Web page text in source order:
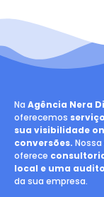
Na Agência Nera
oferecemos
sua visibilidade
conversões.
oferece
local e uma
da sua empresa.